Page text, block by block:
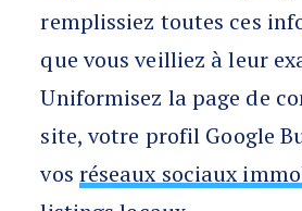
remplissiez toutes ces
que vous veilliez à leur
Uniformisez la page de
site, votre profil Google
vos réseaux sociaux